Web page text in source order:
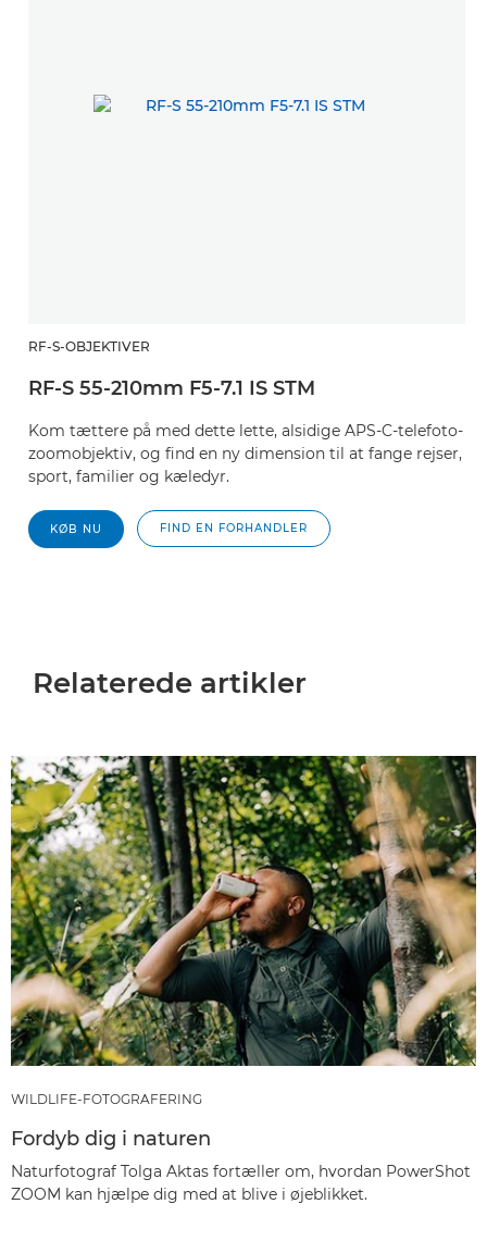
RF-S-OBJEKTIVER
RF-S 55-210mm F5-7.1 IS STM
Kom tættere på med dette lette, alsidige APS-C-telefoto-
zoomobjektiv, og find en ny dimension til at fange rejser,
sport, familier og kæledyr.
KØB NU FIND EN FORHANDLER
Relaterede artikler
WILDLIFE-FOTOGRAFERING
Fordyb dig i naturen
Naturfotograf Tolga Aktas fortæller om, hvordan PowerShot
ZOOM kan hjælpe dig med at blive i øjeblikket.